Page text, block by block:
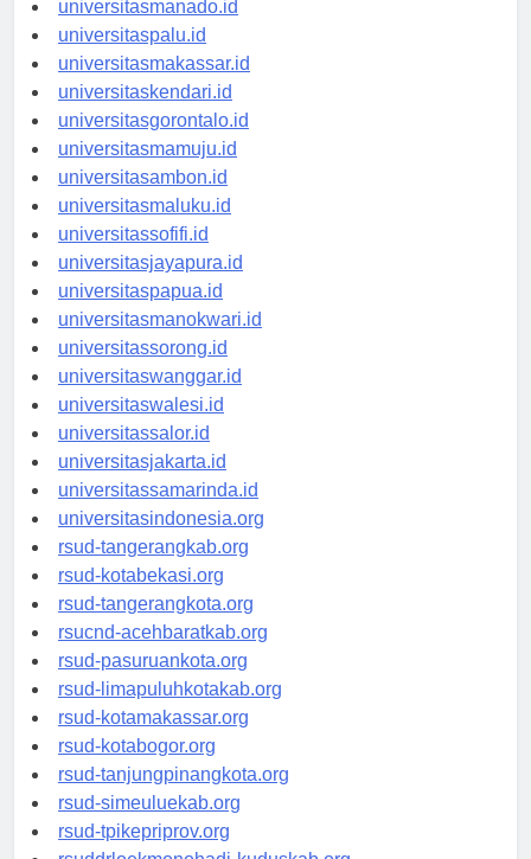
universitasmanado.id
universitaspalu.id
universitasmakassar.id
universitaskendari.id
universitasgorontalo.id
universitasmamuju.id
universitasambon.id
universitasmaluku.id
universitassofifi.id
universitasjayapura.id
universitaspapua.id
universitasmanokwari.id
universitassorong.id
universitaswanggar.id
universitaswalesi.id
universitassalor.id
universitasjakarta.id
universitassamarinda.id
universitasindonesia.org
rsud-tangerangkab.org
rsud-kotabekasi.org
rsud-tangerangkota.org
rsucnd-acehbaratkab.org
rsud-pasuruankota.org
rsud-limapuluhkotakab.org
rsud-kotamakassar.org
rsud-kotabogor.org
rsud-tanjungpinangkota.org
rsud-simeuluekab.org
rsud-tpikepriprov.org